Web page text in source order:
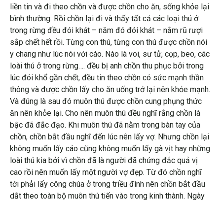
liền tin và đi theo chồn và được chồn cho ăn, sống khỏe lại
bình thường. Rồi chồn lại đi và thấy tất cả các loại thú ở
trong rừng đều đói khát – năm đó đói khát – nằm rũ rượi
sắp chết hết rồi. Từng con thú, từng con thú được chồn nói
y chang như lúc nói với cáo. Nào là voi, sư tử, cọp, beo, các
loài thú ở trong rừng…. đều bị anh chồn thu phục bởi trong
lúc đói khổ gần chết, đều tin theo chồn có sức mạnh thần
thông và được chồn lấy cho ăn uống trở lại nên khỏe mạnh.
Và đúng là sau đó muôn thú được chồn cung phụng thức
ăn nên khỏe lại. Cho nên muôn thú đều nghĩ rằng chồn là
bậc đã đắc đạo. Khi muôn thú đã nằm trong bàn tay của
chồn, chồn bắt đầu nghĩ đến lúc nên lấy vợ. Nhưng chồn lại
không muốn lấy cáo cũng không muốn lấy gà vịt hay những
loài thú kia bởi vì chồn đã là người đã chứng đắc quả vị
cao rồi nên muốn lấy một người vợ đẹp. Từ đó chồn nghĩ
tới phải lấy công chúa ở trong triều đình nên chồn bắt đầu
dắt theo toàn bộ muôn thú tiến vào trong kinh thành. Ngày